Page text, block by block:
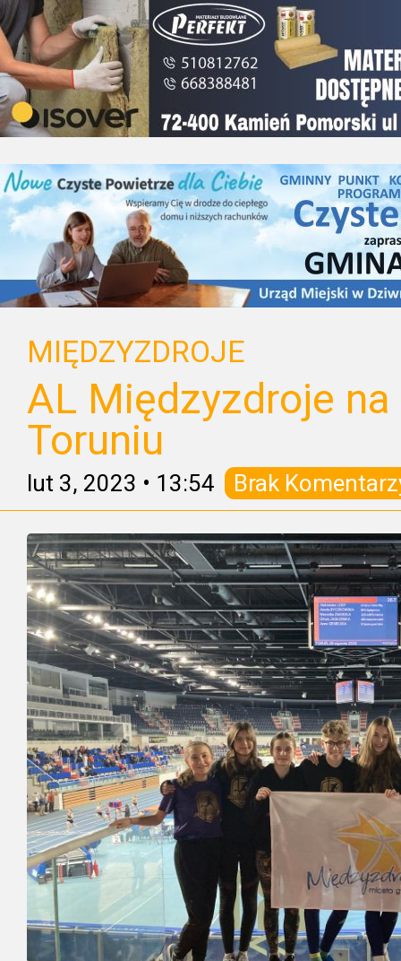
MIĘDZYZDROJE
AL Międzyzdroje
Toruniu
lut 3, 2023 • 13:54 Brak